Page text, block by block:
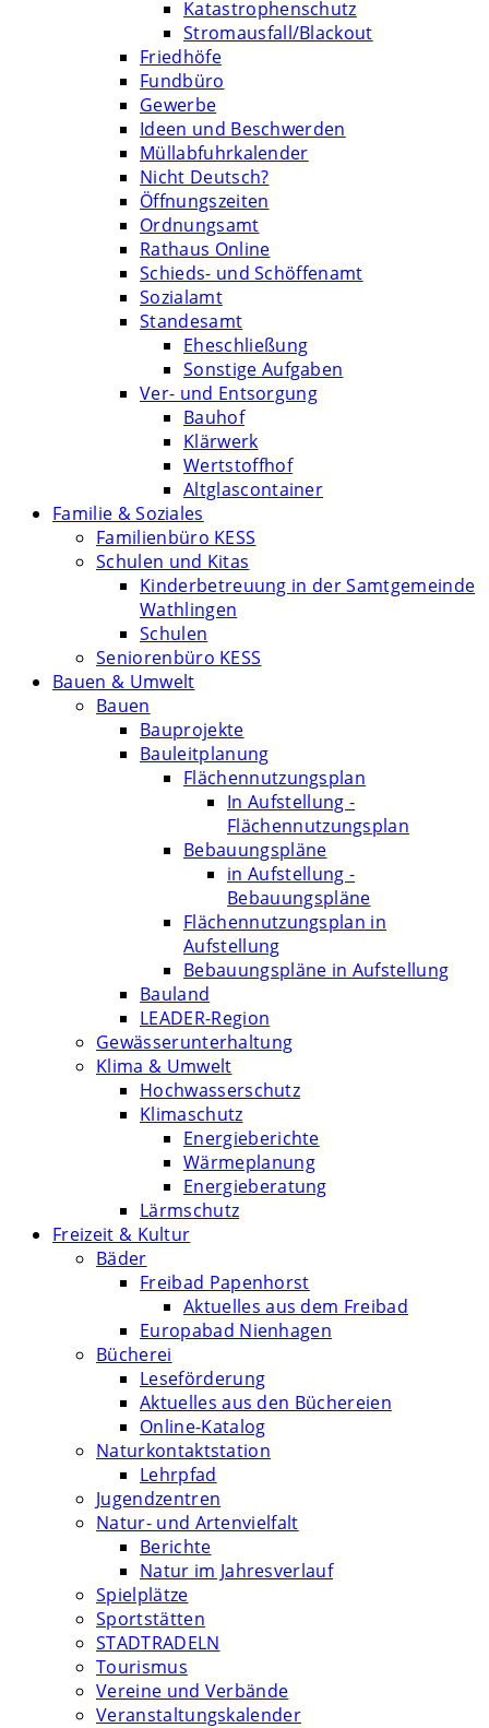
Katastrophenschutz
Stromausfall/Blackout
Friedhöfe
Fundbüro
Gewerbe
Ideen und Beschwerden
Müllabfuhrkalender
Nicht Deutsch?
Öffnungszeiten
Ordnungsamt
Rathaus Online
Schieds- und Schöffenamt
Sozialamt
Standesamt
Eheschließung
Sonstige Aufgaben
Ver- und Entsorgung
Bauhof
Klärwerk
Wertstoffhof
Altglascontainer
Familie & Soziales
Familienbüro KESS
Schulen und Kitas
Kinderbetreuung in der Samtgemeinde
Wathlingen
Schulen
Seniorenbüro KESS
Bauen & Umwelt
Bauen
Bauprojekte
Bauleitplanung
Flächennutzungsplan
In Aufstellung -
Flächennutzungsplan
Bebauungspläne
in Aufstellung -
Bebauungspläne
Flächennutzungsplan in
Aufstellung
Bebauungspläne in Aufstellung
Bauland
LEADER-Region
Gewässerunterhaltung
Klima & Umwelt
Hochwasserschutz
Klimaschutz
Energieberichte
Wärmeplanung
Energieberatung
Lärmschutz
Freizeit & Kultur
Bäder
Freibad Papenhorst
Aktuelles aus dem Freibad
Europabad Nienhagen
Bücherei
Leseförderung
Aktuelles aus den Büchereien
Online-Katalog
Naturkontaktstation
Lehrpfad
Jugendzentren
Natur- und Artenvielfalt
Berichte
Natur im Jahresverlauf
Spielplätze
Sportstätten
STADTRADELN
Tourismus
Vereine und Verbände
Veranstaltungskalender